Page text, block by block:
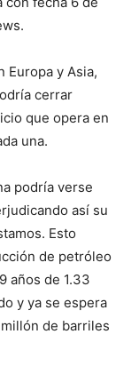
Europa y Asia,
cerrar
que opera en
una.
podría verse
así su
Esto
de petróleo
años de 1.33
y ya se espera
de barriles